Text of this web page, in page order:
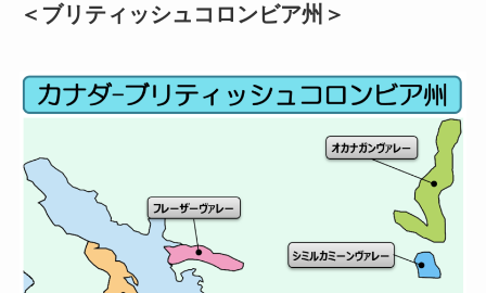
＜ブリティッシュコロンビア州＞